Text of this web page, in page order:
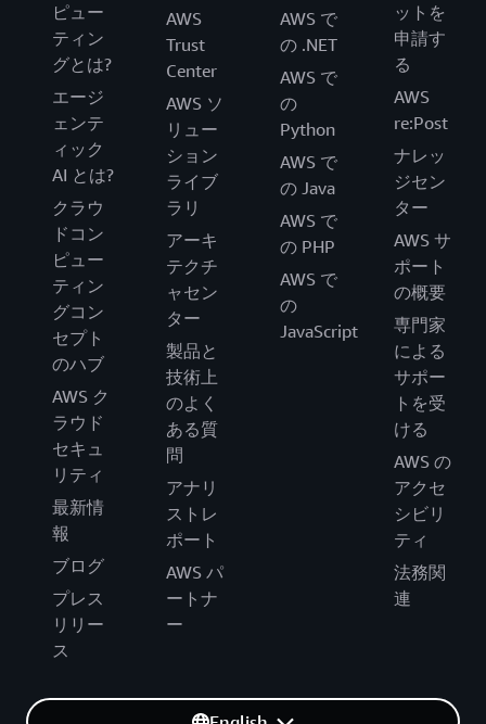
ピュー
ティン
グとは?
エージ
ェンテ
ィック
AI とは?
クラウ
ドコン
ピュー
ティン
グコン
セプト
のハブ
AWS ク
ラウド
セキュ
リティ
最新情
報
ブログ
プレス
リリー
ス
AWS
Trust
Center
AWS ソ
リュー
ション
ライブ
ラリ
アーキ
テクチ
ャセン
ター
製品と
技術上
のよく
ある質
問
アナリ
ストレ
ポート
AWS パ
ートナ
ー
AWS で
の .NET
AWS で
の
Python
AWS で
の Java
AWS で
の PHP
AWS で
の
JavaScript
ットを
申請す
る
AWS
re:Post
ナレッ
ジセン
ター
AWS サ
ポート
の概要
専門家
による
サポー
トを受
ける
AWS の
アクセ
シビリ
ティ
法務関
連